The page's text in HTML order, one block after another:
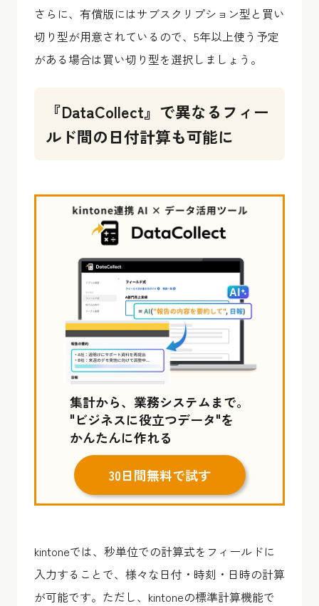
さらに、有償版にはサブスクリプション型と買い
切り型が用意されているので、5年以上使う予定
がある場合は買い切り型を選択しましょう。
『DataCollect』で異なるフィー
ルド間の日付計算も可能に
集計から、業務システムまで。
"ビジネスに役立つデータ"を
かんたんに作れる
30日間無料で試す
kintoneでは、秒単位での計算式をフィールドに
入力することで、様々な日付・時刻・日時の計算
が可能です。ただし、kintoneの標準計算機能で